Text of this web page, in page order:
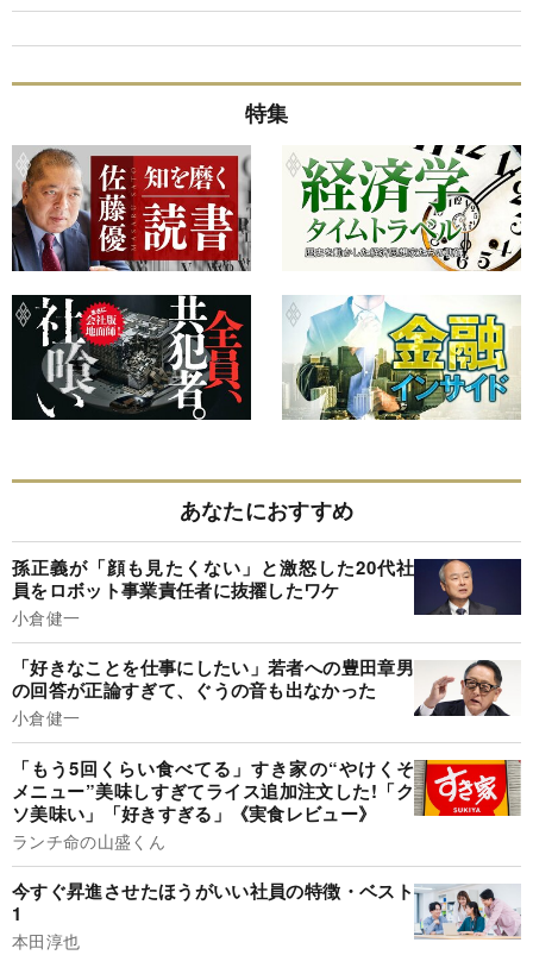
特集
あなたにおすすめ
孫正義が「顔も見たくない」と激怒した20代社
員をロボット事業責任者に抜擢したワケ
小倉健一
「好きなことを仕事にしたい」若者への豊田章男
の回答が正論すぎて、ぐうの音も出なかった
小倉健一
「もう5回くらい食べてる」すき家の“やけくそ
メニュー”美味しすぎてライス追加注文した!「ク
ソ美味い」「好きすぎる」《実食レビュー》
ランチ命の山盛くん
今すぐ昇進させたほうがいい社員の特徴・ベスト
1
本田淳也